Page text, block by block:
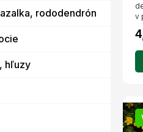
rododendrón
hľuzy
v